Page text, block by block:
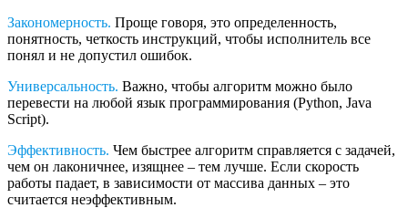
Закономерность. Проще говоря, это определенность,
понятность, четкость инструкций, чтобы исполнитель все
понял и не допустил ошибок.
Универсальность. Важно, чтобы алгоритм можно было
перевести на любой язык программирования (Python, Java
Script).
Эффективность. Чем быстрее алгоритм справляется с задачей,
чем он лаконичнее, изящнее ‒ тем лучше. Если скорость
работы падает, в зависимости от массива данных ‒ это
считается неэффективным.